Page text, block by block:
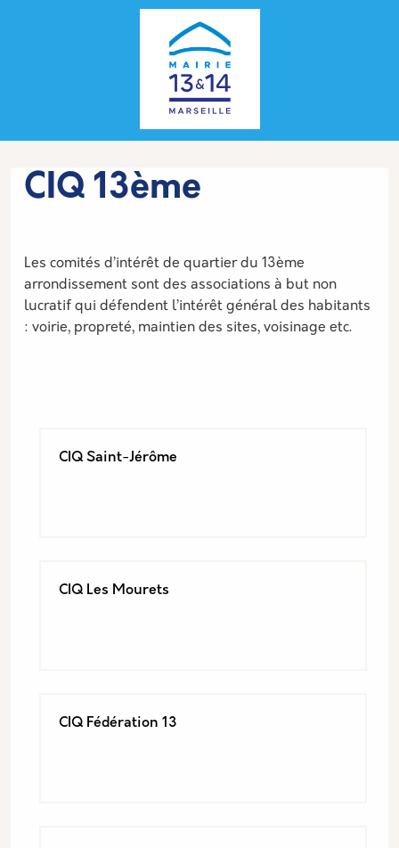
Aller au contenu principal
CIQ 13ème
Description
Les comités d’intérêt de quartier du 13ème
arrondissement sont des associations à but non
lucratif qui défendent l’intérêt général des habitants
: voirie, propreté, maintien des sites, voisinage etc.
CIQ Saint-Jérôme
CIQ Les Mourets
CIQ Fédération 13
Panneau de gestion des cookies